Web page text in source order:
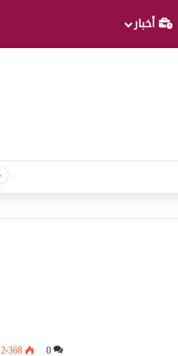
أخبار
0 2٬368